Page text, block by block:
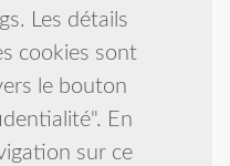
Les détails
cookies sont
le bouton
En
sur ce